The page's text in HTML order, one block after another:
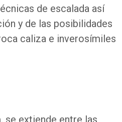
de escalada así
y de las posibilidades
caliza e inverosímiles
, se extiende entre las